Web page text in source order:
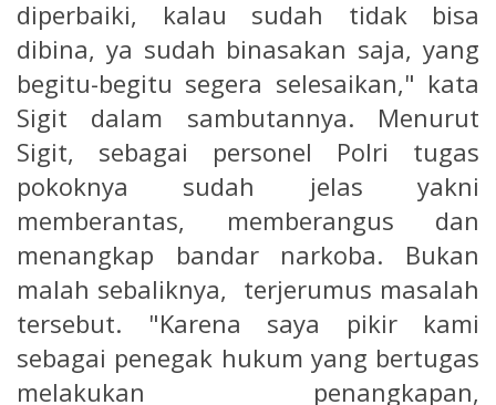
diperbaiki, kalau sudah tidak bisa
dibina, ya sudah binasakan saja, yang
begitu-begitu segera selesaikan," kata
Sigit dalam sambutannya. Menurut
Sigit, sebagai personel Polri tugas
pokoknya sudah jelas yakni
memberantas, memberangus dan
menangkap bandar narkoba. Bukan
malah sebaliknya, terjerumus masalah
tersebut. "Karena saya pikir kami
sebagai penegak hukum yang bertugas
melakukan penangkapan,